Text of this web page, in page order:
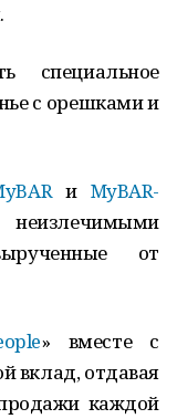
специальное
с орешками и
и MyBAR-
от
» вместе с
вклад, отдавая
каждой